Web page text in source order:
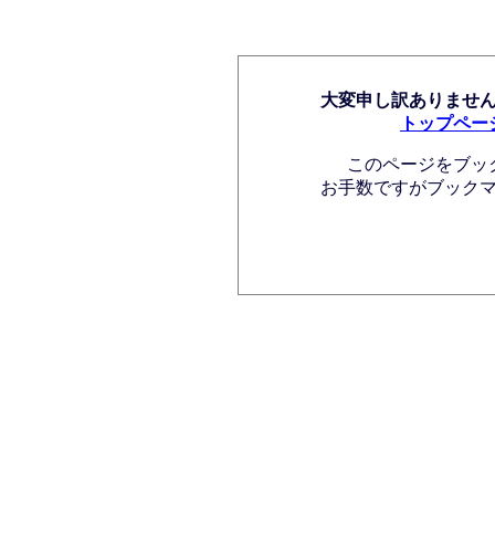
大変申し訳ありませ
トップペー
このページをブ
お手数ですがブック